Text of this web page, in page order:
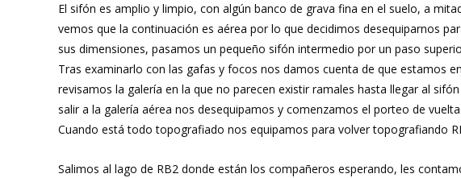
El sifón es amplio y limpio, con algún banco de grava fina en el suelo, a
vemos que la continuación es aérea por lo que decidimos desequiparnos
sus dimensiones, pasamos un pequeño sifón intermedio por un paso
Tras examinarlo con las gafas y focos nos damos cuenta de que estamos
revisamos la galería en la que no parecen existir ramales hasta llegar al
salir a la galería aérea nos desequipamos y comenzamos el porteo de
Cuando está todo topografiado nos equipamos para volver topografiando
Salimos al lago de RB2 donde están los compañeros esperando, les